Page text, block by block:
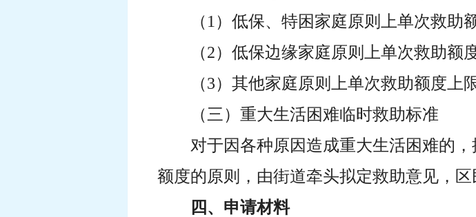
（1）低保、特困家庭原则上单次救助
（2）低保边缘家庭原则上单次救助额
（3）其他家庭原则上单次救助额度上
（三）重大生活困难临时救助标准
对于因各种原因造成重大生活困难的
额度的原则，由街道牵头拟定救助意见，区
四、申请材料